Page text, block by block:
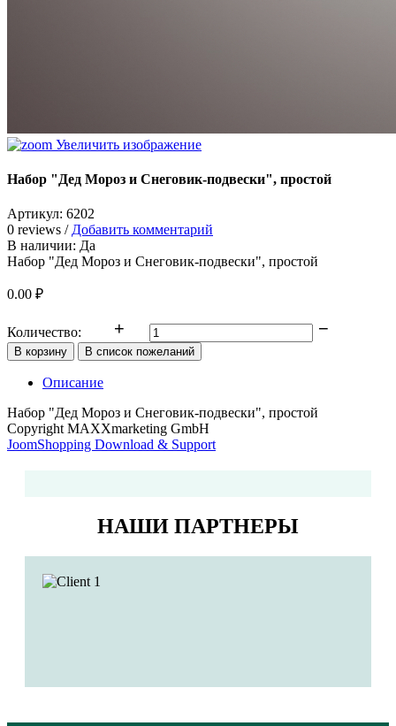
Увеличить изображение
Набор "Дед Мороз и Снеговик-подвески", простой
Артикул: 6202
0 reviews / Добавить комментарий
В наличии: Да
Набор "Дед Мороз и Снеговик-подвески", простой
0.00 ₽
Количество:
Описание
Набор "Дед Мороз и Снеговик-подвески", простой
Copyright MAXXmarketing GmbH
JoomShopping Download & Support
НАШИ ПАРТНЕРЫ